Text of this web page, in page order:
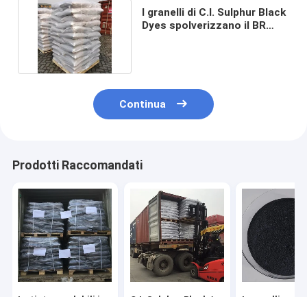
I granelli di C.I. Sulphur Black
Dyes spolverizzano il BR
Continua
Prodotti Raccomandati